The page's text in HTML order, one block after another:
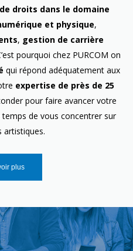
droits dans le domaine
et physique,
, gestion de carrière
pourquoi chez PURCOM on
qui répond adéquatement aux
expertise de près de 25
pour faire avancer votre
de vous concentrer sur
artistiques.
plus